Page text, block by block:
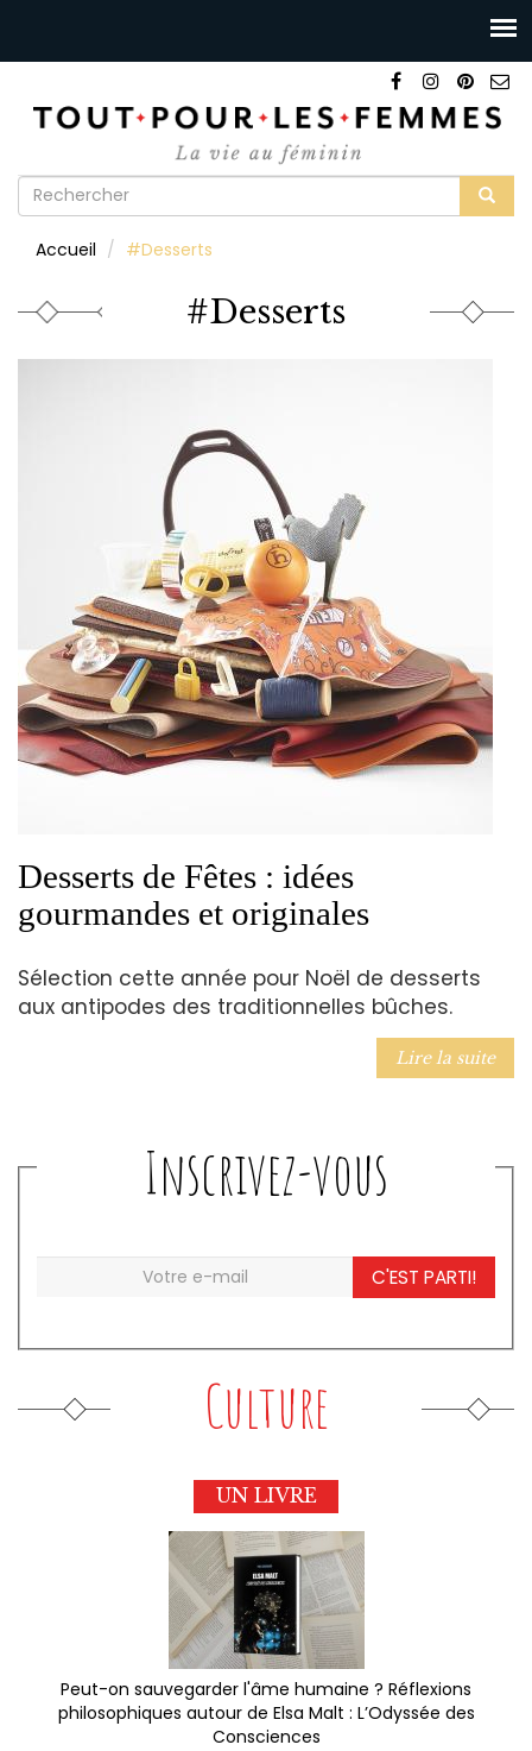
Formulaire
recherche
Accueil #Desserts
#Desserts
Desserts de Fêtes : idées
gourmandes et originales
Sélection cette année pour Noël de desserts
aux antipodes des traditionnelles bûches.
Lire la suite
Inscrivez-vous
C'EST PARTI!
Culture
UN LIVRE
Peut-on sauvegarder l'âme humaine ? Réflexions
philosophiques autour de Elsa Malt : L’Odyssée des
Consciences